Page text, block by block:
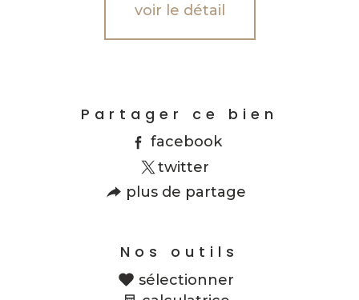
voir le détail
Partager ce bien
facebook
twitter
plus de partage
Nos outils
sélectionner